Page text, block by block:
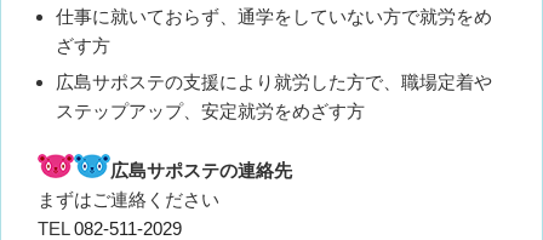
仕事に就いておらず、通学をしていない方で就労をめ
ざす方
広島サポステの支援により就労した方で、職場定着や
ステップアップ、安定就労をめざす方
広島サポステの連絡先
まずはご連絡ください
TEL082-511-2029